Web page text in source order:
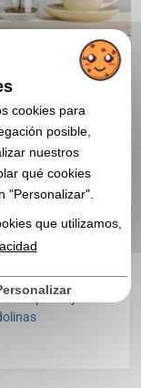
|
publicitarios,
cocina ✔️
promocionales
por objeto.
cookies para
posible,
nuestros
qué cookies
"Personalizar".
que utilizamos,